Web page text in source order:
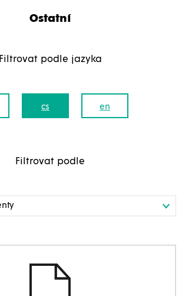
Ostatní
Filtrovat podle jazyka
cs en
Filtrovat podle